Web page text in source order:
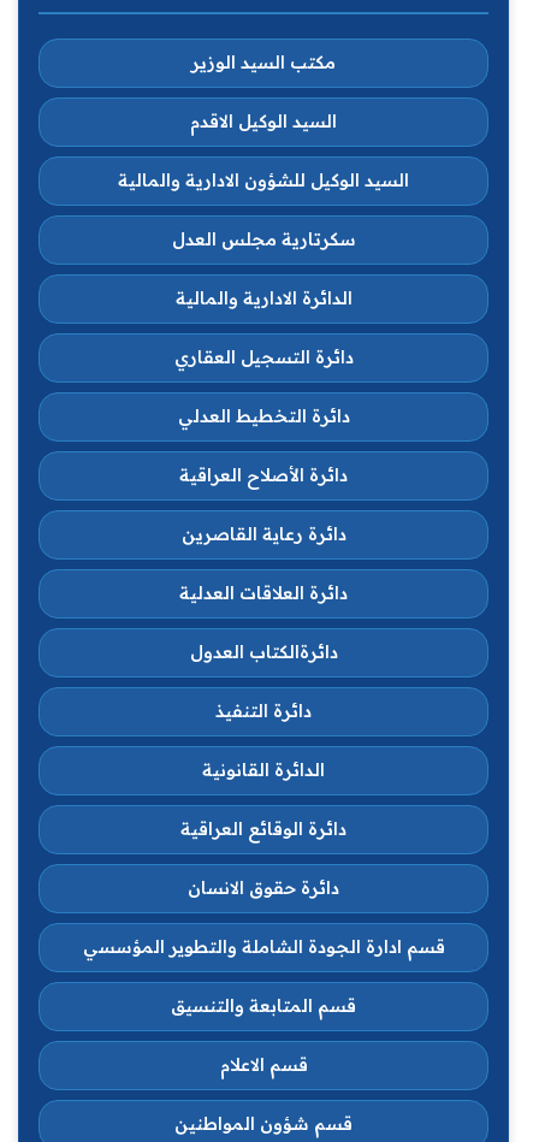
مكتب السيد الوزير
السيد الوكيل الاقدم
السيد الوكيل للشؤون الادارية والمالية
سكرتارية مجلس العدل
الدائرة الادارية والمالية
دائرة التسجيل العقاري
دائرة التخطيط العدلي
دائرة الأصلاح العراقية
دائرة رعاية القاصرين
دائرة العلاقات العدلية
دائرةالكتاب العدول
دائرة التنفيذ
الدائرة القانونية
دائرة الوقائع العراقية
دائرة حقوق الانسان
قسم ادارة الجودة الشاملة والتطوير المؤسسي
قسم المتابعة والتنسيق
قسم الاعلام
قسم شؤون المواطنين